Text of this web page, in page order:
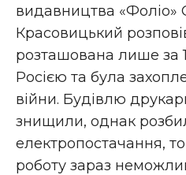
видавництва «Фоліо»
Красовицький
розташована лише за
Росією та була
війни. Будівлю
знищили, однак
електропостачання,
роботу зараз